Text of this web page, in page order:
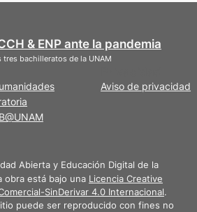
& ENP ante la pandemia
tres bachilleratos de la UNAM
Aviso de privacidad
Abierta y Educación Digital de la
obra está bajo una Licencia Creative
SinDerivar 4.0 Internacional.
puede ser reproducido con fines no